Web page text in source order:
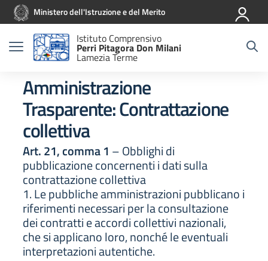
Vai ai contenuti
Vai al menu di navigazione
Vai al footerMinistero dell'Istruzione e del Merito
Istituto Comprensivo
Perri Pitagora Don Milani
Lamezia Terme
Amministrazione
Trasparente:Contrattazione
collettiva
Art. 21, comma 1 – Obblighi di
pubblicazione concernenti i dati sulla
contrattazione collettiva
1. Le pubbliche amministrazioni pubblicano i
riferimenti necessari per la consultazione
dei contratti e accordi collettivi nazionali,
che si applicano loro, nonché le eventuali
interpretazioni autentiche.